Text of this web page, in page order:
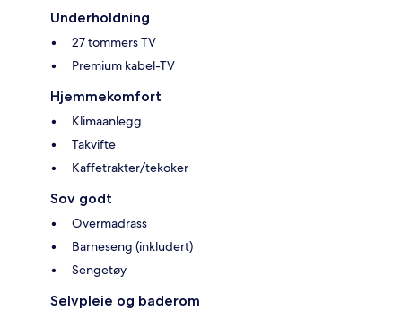
Underholdning
27 tommers TV
Premium kabel-TV
Hjemmekomfort
Klimaanlegg
Takvifte
Kaffetrakter/tekoker
Sov godt
Overmadrass
Barneseng (inkludert)
Sengetøy
Selvpleie og baderom